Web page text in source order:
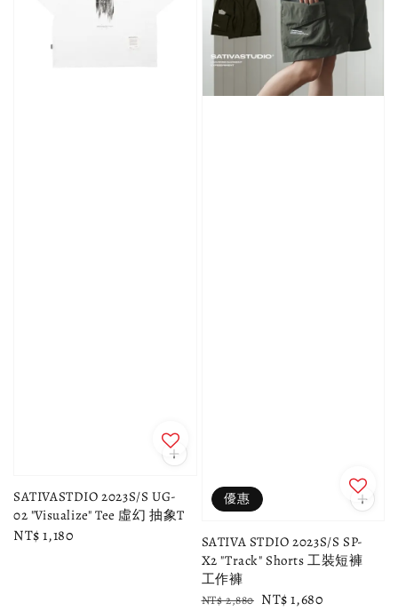
SATIVASTDIO 2023S/S UG-
02 "Visualize" Tee 虛幻 抽象T
Regular
NT$ 1,180
優惠
SATIVA STDIO 2023S/S SP-
X2 "Track" Shorts 工裝短褲
工作褲
Regular
NT$ 2,880 Sale
NT$ 1,680